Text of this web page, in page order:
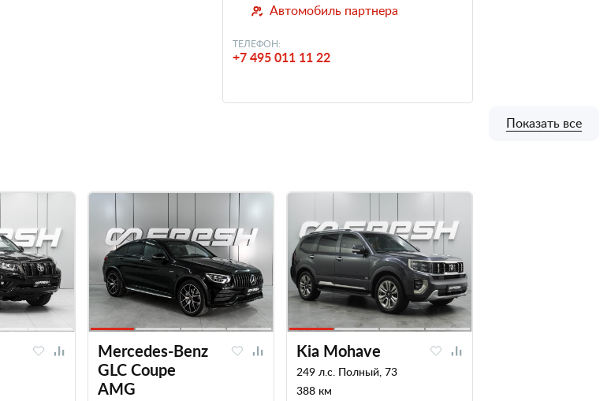
Автомобиль партнера
ТЕЛЕФОН:
+7 495 011 11 22
Mercedes-Benz
GLC Coupe
AMG
Kia Mohave
249 л.с. Полный, 73
388 км
Показать все